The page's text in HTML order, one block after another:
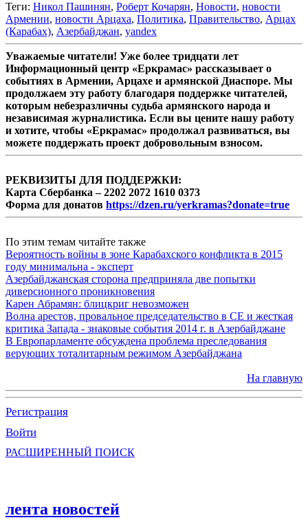
Теги: Никол Пашинян, Роберт Кочарян, Новости, новости
Армении, новости Арцаха, Политика, Правительство, Арцах
(Карабах), Азербайджан, yandex
Уважаемые читатели! Уже более тридцати лет
Информационный центр «Еркрамас» рассказывает о
событиях в Армении, Арцахе и армянской Диаспоре. Мы
продолжаем эту работу благодаря поддержке читателей,
которым небезразличны судьба армянского народа и
независимая журналистика. Если вы цените нашу работу
и хотите, чтобы «Еркрамас» продолжал развиваться, вы
можете поддержать проект добровольным взносом.
РЕКВИЗИТЫ ДЛЯ ПОДДЕРЖКИ:
Карта Сбербанка – 2202 2072 1610 0373
Форма для донатов https://dzen.ru/yerkramas?donate=true
По этим темам читайте также
Вероятность войны в зоне Карабахского конфликта в 2015
году минимальна - эксперт
Азербайджанская сторона предприняла две попытки
диверсионного проникновения
Карен Абрамян: блицкриг невозможен
Волна арестов, провальное председательство в СЕ и жесткая
критика Запада - знаковые события 2014 г. в Азербайджане
В Европарламенте обсуждена проблема преследования
верующих тоталитарным режимом Азербайджана
На главную
Регистрация
Войти
РАСШИРЕННЫЙ ПОИСК
лента новостей